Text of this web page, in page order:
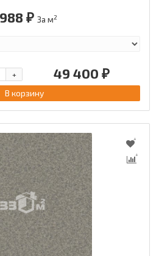
988 ₽ За м2
49 400 ₽
+
В корзину